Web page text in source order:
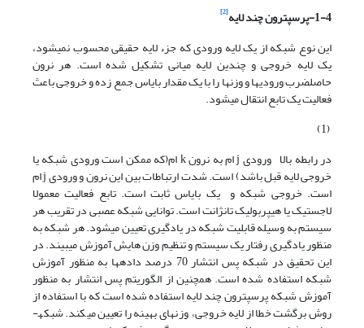
1-4-پرسپترون چند لایه
[2]
این نوع شبکه از یک لایه ورودی که جزء لایه حقیقی محسوب نمی­شود،
یک لایه خروجی و چندین لایه میانی تشکیل شده است. هر نرون
حاصلضرب ورودی­ها و وزن­ها را با یک مقدار بایاس جمع زده و خروجی باعث
فعالیت یک تابع انتقال می­شود.
(1)
در رابطه بالا ورودی j ام به نرون k ام(که ممکن است ورودی شبکه یا
خروجی لایه قبل باشد) است. شدت ارتباطات بین این نرون و ورودی j ام
است. خروجی شبکه و یک بایاس ثابت است. تابع فعالیت معمولا
لاجستیک یا هیپربولیک تانژانت است. توانایی شبکه عصبی در تقریب هر
سیستم به وسیله قابلیت شبکه در یادگیری تعیین می­شود. هر شبکه به
منظور یادگیری رفتار یک سیستم و تنظیم وزن هایش آموزش می­بیند. در
این تحقیق در شبکه پس انتشار 70 درصد داده­ها به منظور آموزش
شبکه استفاده شده است. همچنین از الگوریتم پس انتشار به منظور
آموزش شبکه پرسپترون چند لایه استفاده شده است که با استفاده از
روش برگشت خطا از لایه خروجی، وزن­های بهینه را تعیین می­کند. شبکه­